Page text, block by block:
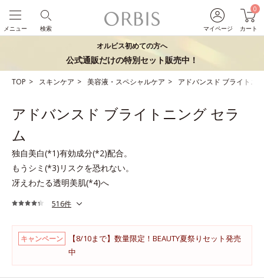
マイページ
0
カート
検索
メニュー
オルビス初めての方へ
公式通販だけの特別セット販売中！
TOP スキンケア 美容液・スペシャルケア アドバンスド ブライトニ
アドバンスド ブライトニング セラ
ム
独自美白(*1)有効成分(*2)配合。
もうシミ(*3)リスクを恐れない。
冴えわたる透明美肌(*4)へ
516件
キャンペーン
【8/10まで】数量限定！BEAUTY夏祭りセット発売
中